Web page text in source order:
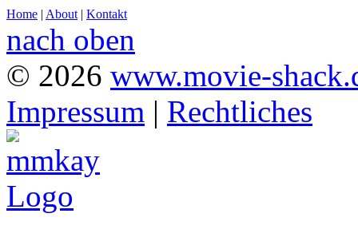
Home | About | Kontakt
nach oben
© 2026 www.movie-
Impressum | Rechtliches